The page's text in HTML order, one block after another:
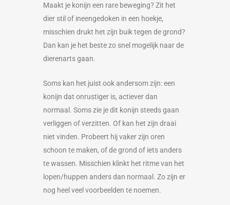
Maakt je konijn een rare beweging? Zit het
dier stil of ineengedoken in een hoekje,
misschien drukt het zijn buik tegen de grond?
Dan kan je het beste zo snel mogelijk naar de
dierenarts gaan.
Soms kan het juist ook andersom zijn: een
konijn dat onrustiger is, actiever dan
normaal. Soms zie je dit konijn steeds gaan
verliggen of verzitten. Of kan het zijn draai
niet vinden. Probeert hij vaker zijn oren
schoon te maken, of de grond of iets anders
te wassen. Misschien klinkt het ritme van het
lopen/huppen anders dan normaal. Zo zijn er
nog heel veel voorbeelden te noemen.